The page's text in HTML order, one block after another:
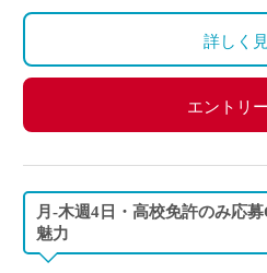
詳しく
エントリ
月-木週4日・高校免許のみ応
魅力